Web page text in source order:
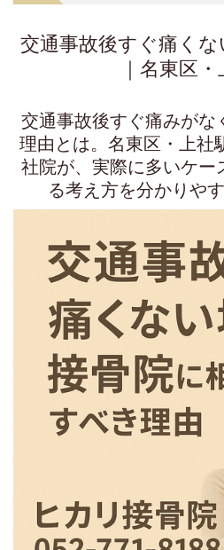
交通事故後すぐ痛く
｜名東区
交通事故後すぐ痛みがな
理由とは。名東区・上社
社院が、実際に多いケー
る考え方を分かりや